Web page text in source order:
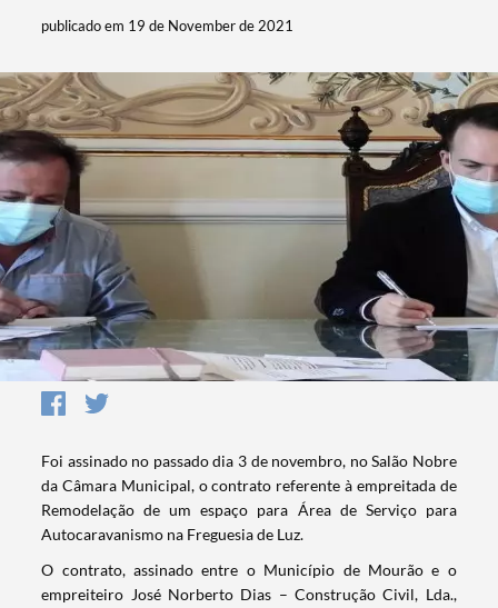
publicado em 19 de November de 2021
Foi assinado no passado dia 3 de novembro, no Salão Nobre
da Câmara Municipal, o contrato referente à empreitada de
Remodelação de um espaço para Área de Serviço para
Autocaravanismo na Freguesia de Luz.
O contrato, assinado entre o Município de Mourão e o
empreiteiro José Norberto Dias – Construção Civil, Lda.,